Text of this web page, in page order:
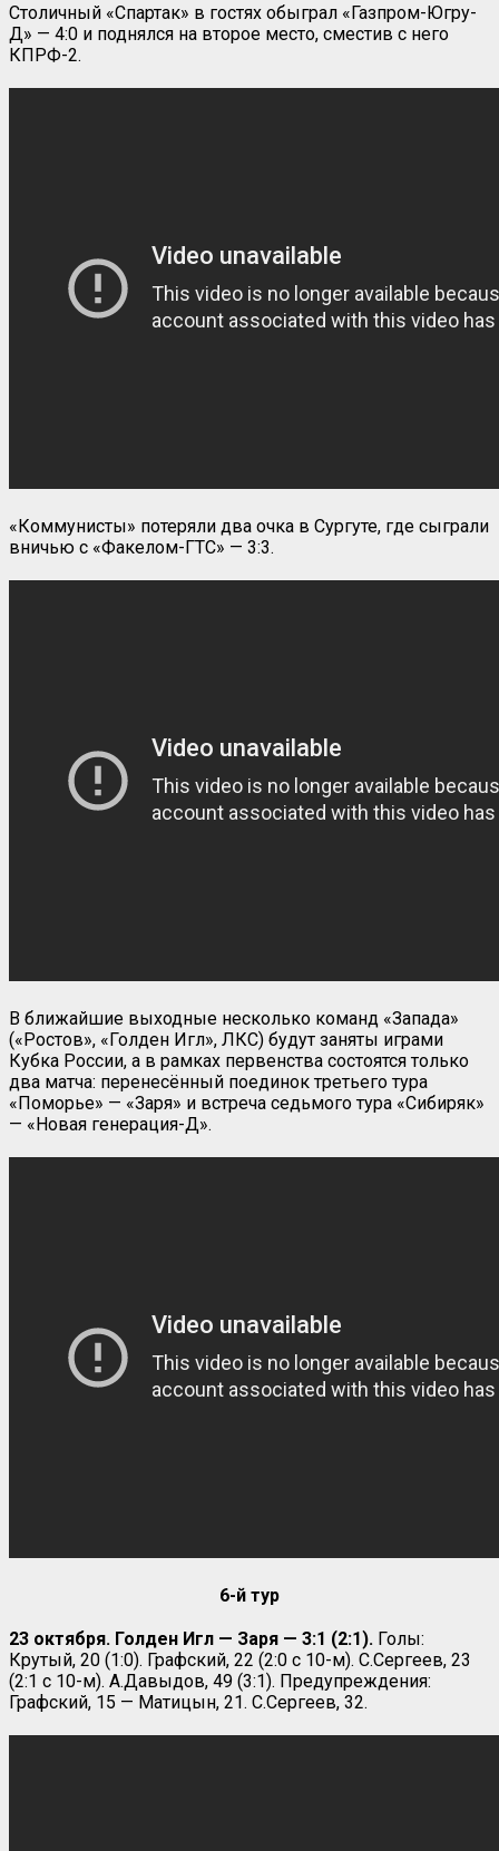
Столичный «Спартак» в гостях обыграл «Газпром-Югру-
Д» — 4:0 и поднялся на второе место, сместив с него
КПРФ-2.
«Коммунисты» потеряли два очка в Сургуте, где сыграли
вничью с «Факелом-ГТС» — 3:3.
В ближайшие выходные несколько команд «Запада»
(«Ростов», «Голден Игл», ЛКС) будут заняты играми
Кубка России, а в рамках первенства состоятся только
два матча: перенесённый поединок третьего тура
«Поморье» — «Заря» и встреча седьмого тура «Сибиряк»
— «Новая генерация-Д».
6-й тур
23 октября. Голден Игл — Заря — 3:1 (2:1). Голы:
Крутый, 20 (1:0). Графский, 22 (2:0 с 10-м). С.Сергеев, 23
(2:1 с 10-м). А.Давыдов, 49 (3:1). Предупреждения:
Графский, 15 — Матицын, 21. С.Сергеев, 32.